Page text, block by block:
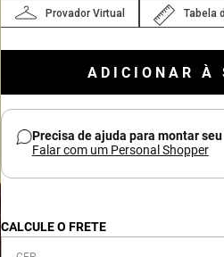
Provador Virtual Tabela
ADICIONAR À
Precisa de ajuda para montar
Falar com um Personal Shopper
CALCULE O FRETE